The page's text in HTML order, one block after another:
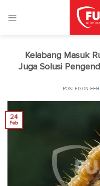
Kelabang Masuk
Juga Solusi
POSTED ON
24
Feb